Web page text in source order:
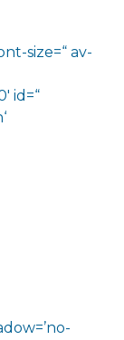
size=“ av-
id=“